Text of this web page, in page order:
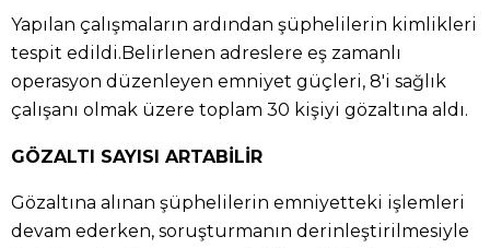
Yapılan çalışmaların ardından şüphelilerin kimlikleri
tespit edildi.Belirlenen adreslere eş zamanlı
operasyon düzenleyen emniyet güçleri, 8'i sağlık
çalışanı olmak üzere toplam 30 kişiyi gözaltına aldı.
GÖZALTI SAYISI ARTABİLİR
Gözaltına alınan şüphelilerin emniyetteki işlemleri
devam ederken, soruşturmanın derinleştirilmesiyle